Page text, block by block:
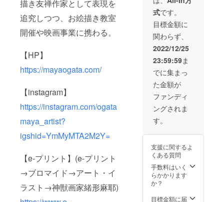
描き友禅作家として表現を
追究しつつ、お絵描き教室
開催や映画事業に携わる。
【HP】
https://mayaogata.com/
【instagram】
https://instagram.com/ogata
maya_artist?
igshid=YmMyMTA2M2Y=
【e-プリント】(e-プリント
→ブロマイド→アート・イ
ラスト→神獣画家緒形麻耶)
o.com/
③【Go
odnatur
estatio
n・
hyssop
】
https://
goodna
turestat
ion.com
/restaur
ant/hys
sop/
④【TH
KYOTO
・TEA
BAR】
https://
ihanhot
の専門
職の人
がジョ
イント
する場
合もあ
りま
す。 ・
希望日
時 ・希
望場所
（新
宿、表
参道、
東京、
渋谷、
浅草付
近） 監
督真弥
(京都)と
2Y=
感覚
を、駆
使して
あなた
を丸裸
にして
さしあ
げま
す。 今
まで知
らな
かった
自分に
会える
しで
す。 活
用分野
数秘
術・四
柱推
占星
望」な
ど。 そ
こから
こちら
でいく
つか候
補を探
してご
連絡致
しま
す。 応
援した
い︎と共
鳴して
ひお会
たら嬉
しいで
す。 ■
必要な
もの 備
2023年
に記入
くださ
い。 ・
掲載名
（個人
名or法
人名）
漏れが
ある場
合は後
日メー
ルをお
送りさ
せてい
ご返信
場合は
キャン
プファ
イアの
登録の
となり
式です。
目標金額に
関わらず、
2022/12/25
23:59:59ま
でに集まっ
た金額が
ファンディ
ングされま
す。
支援に関するよ
くある質問
手数料はいく
らかかります
か？
目標金額に届